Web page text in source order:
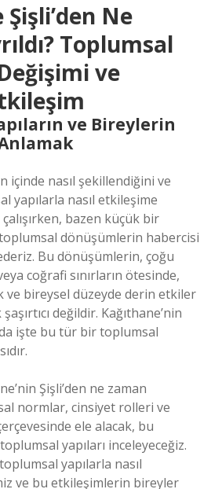
Şişli’den Ne
Toplumsal
ve
ve Bireylerin
içinde nasıl şekillendiğini ve
yapılarla nasıl etkileşime
bazen küçük bir
dönüşümlerin habercisi
Bu dönüşümlerin, çoğu
coğrafi sınırların ötesinde,
bireysel düzeyde derin etkiler
değildir. Kağıthane’nin
da işte bu tür bir toplumsal
Şişli’den ne zaman
normlar, cinsiyet rolleri ve
ele alacak, bu
yapıları inceleyeceğiz.
yapılarla nasıl
ve bu etkileşimlerin bireyler